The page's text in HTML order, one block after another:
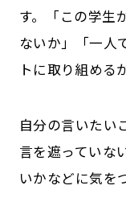
す。「この学生
ないか」「一人
トに取り組める
自分の言いたい
言を遮っていな
いかなどに気を